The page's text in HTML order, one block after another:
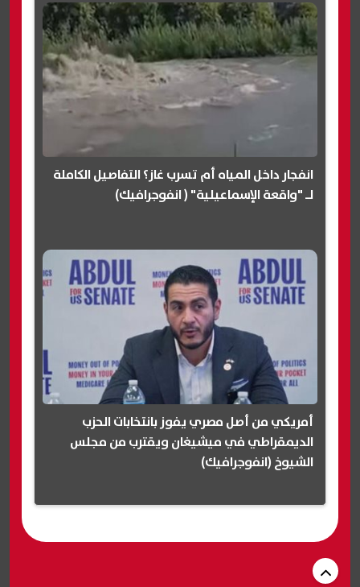
انفجار داخل المياه أم تسرب غاز؟ التفاصيل الكاملة
لـ "واقعة الإسماعيلية" ( انفوجرافيك)
أمريكي من أصل مصري يفوز بانتخابات الحزب
الديمقراطي في ميشيغان ويقترب من مجلس
الشيوخ (انفوجرافيك)